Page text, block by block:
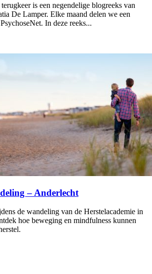
is een negendelige blogreeks van
De Lamper. Elke maand delen we een
In deze reeks...
– Anderlecht
de wandeling van de Herstelacademie in
hoe beweging en mindfulness kunnen